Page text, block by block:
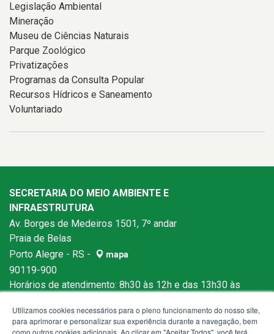
Legislação Ambiental
Mineração
Museu de Ciências Naturais
Parque Zoológico
Privatizações
Programas da Consulta Popular
Recursos Hídricos e Saneamento
Voluntariado
SECRETARIA DO MEIO AMBIENTE E
INFRAESTRUTURA
Av. Borges de Medeiros 1501, 7º andar
Praia de Belas
Porto Alegre - RS -
mapa
90119-900
Horários de atendimento: 8h30 às 12h e das 13h30 às
Utilizamos cookies necessários para o pleno funcionamento do nosso site,
para aprimorar e personalizar sua experiência durante a navegação, bem
como outros cookies adicionais. Ao clicar em "Aceitar Todos", você terá